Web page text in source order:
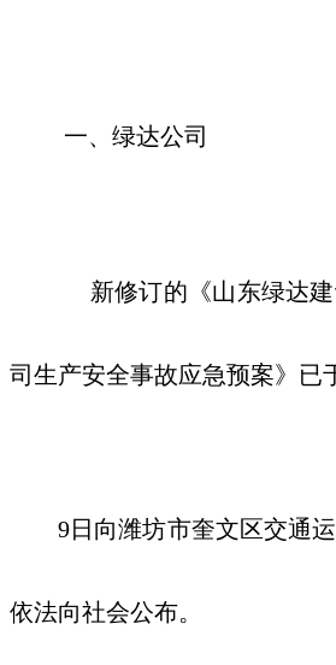
一、绿达公司
新修订的《山东绿达
司生产安全事故应急预案》已
9日 向潍坊市奎文区交通
依法向社会公布。